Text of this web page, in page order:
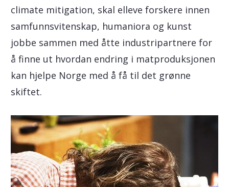
climate mitigation, skal elleve forskere innen
samfunnsvitenskap, humaniora og kunst
jobbe sammen med åtte industripartnere for
å finne ut hvordan endring i matproduksjonen
kan hjelpe Norge med å få til det grønne
skiftet.